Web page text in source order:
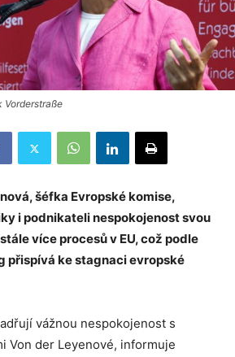
Vorderstraße
šéfka Evropské komise,
i podnikateli nespokojenost svou
více procesů v EU, což podle
přispívá ke stagnaci evropské
vážnou nespokojenost s
Von der Leyenové, informuje